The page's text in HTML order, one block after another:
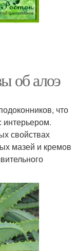
об алоэ
что
интерьером.
свойствах
мазей и кремов